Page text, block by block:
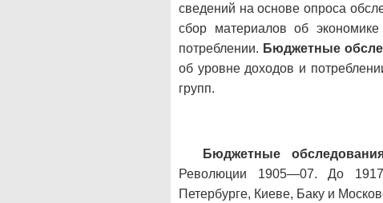
сведений на основе опроса
сбор материалов об экономике
потреблении. Бюджетные
об уровне доходов и
групп.
Бюджетные
Революции 1905—07. До
Петербурге, Киеве, Баку и